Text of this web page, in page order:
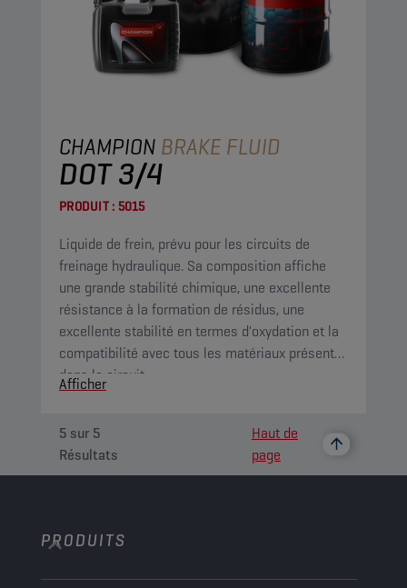
CHAMPION BRAKE FLUID
DOT 3/4
PRODUIT : 5015
Liquide de frein, prévu pour les circuits de
freinage hydraulique. Sa composition affiche
une grande stabilité chimique, une excellente
résistance à la formation de résidus, une
excellente stabilité en termes d'oxydation et la
compatibilité avec tous les matériaux présents
dans le circuit.
Afficher
5 sur5
Résultats
Haut de
page
PRODUITS